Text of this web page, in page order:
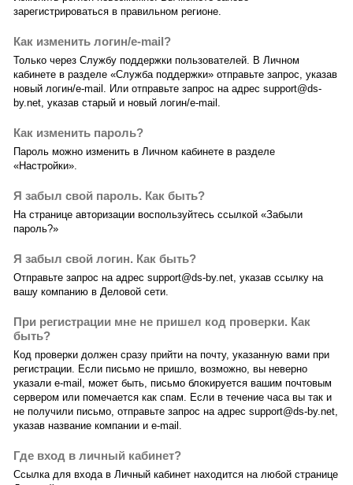
зарегистрироваться в правильном регионе.
Как изменить логин/e-mail?
Только через Службу поддержки пользователей. В Личном
кабинете в разделе «Служба поддержки» отправьте запрос, указав
новый логин/e-mail. Или отправьте запрос на адрес support@ds-
by.net, указав старый и новый логин/e-mail.
Как изменить пароль?
Пароль можно изменить в Личном кабинете в разделе
«Настройки».
Я забыл свой пароль. Как быть?
На странице авторизации воспользуйтесь ссылкой «Забыли
пароль?»
Я забыл свой логин. Как быть?
Отправьте запрос на адрес support@ds-by.net, указав ссылку на
вашу компанию в Деловой сети.
При регистрации мне не пришел код проверки. Как
быть?
Код проверки должен сразу прийти на почту, указанную вами при
регистрации. Если письмо не пришло, возможно, вы неверно
указали e-mail, может быть, письмо блокируется вашим почтовым
сервером или помечается как спам. Если в течение часа вы так и
не получили письмо, отправьте запрос на адрес support@ds-by.net,
указав название компании и e-mail.
Где вход в личный кабинет?
Ссылка для входа в Личный кабинет находится на любой странице